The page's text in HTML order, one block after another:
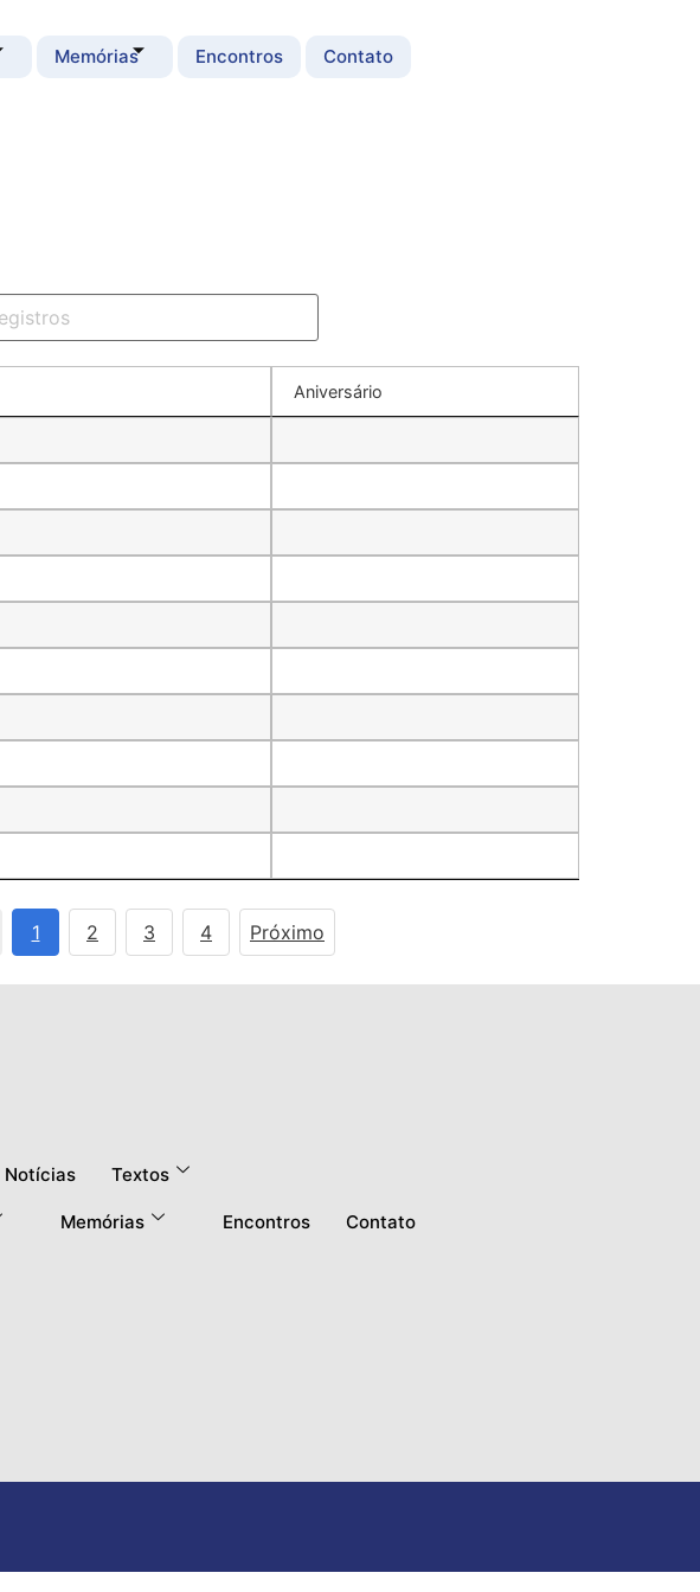
Memórias Encontros Contato
Aniversário
1 2 3 4 Próximo
Notícias Textos
Memórias Encontros Contato